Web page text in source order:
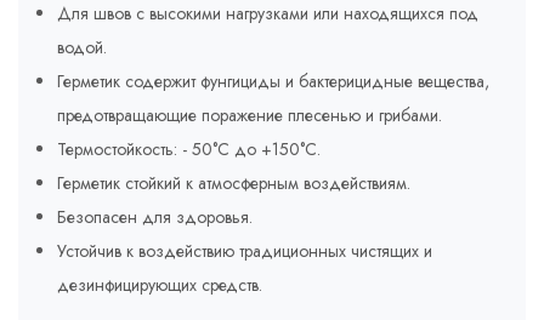
Для швов с высокими нагрузками или находящихся под
водой.
Герметик содержит фунгициды и бактерицидные вещества,
предотвращающие поражение плесенью и грибами.
Термостойкость: - 50°C до +150°C.
Герметик стойкий к атмосферным воздействиям.
Безопасен для здоровья.
Устойчив к воздействию традиционных чистящих и
дезинфицирующих средств.